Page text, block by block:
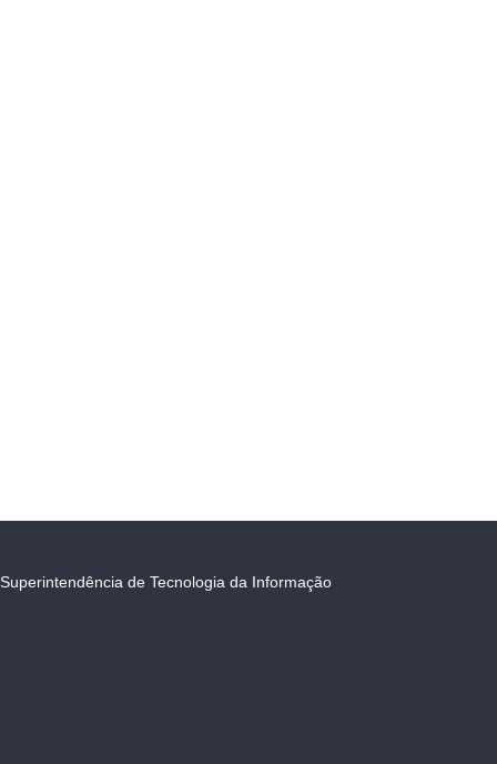
Superintendência de Tecnologia da Informação